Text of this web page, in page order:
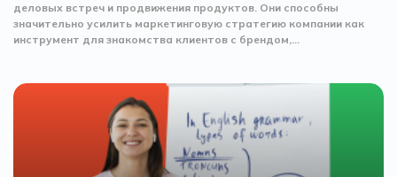
деловых встреч и продвижения продуктов. Они способны
значительно усилить маркетинговую стратегию компании как
инструмент для знакомства клиентов с брендом,...